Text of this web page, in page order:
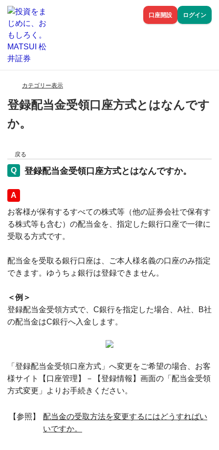
口座開設 ログイン
カテゴリー表示
登録配当金受領口座方式とはなんです
か。
戻る
登録配当金受領口座方式とはなんですか。
回答
お客様が保有するすべての株式等（他の証券会社で保有す
る株式等も含む）の配当金を、指定した銀行口座で一律に
受取る方式です。
配当金を受取る銀行口座は、ご本人様名義の口座のみ指定
できます。ゆうちょ銀行は登録できません。
＜例＞
登録配当金受領方式で、C銀行を指定した場合、A社、B社
の配当金はC銀行へ入金します。
「登録配当金受領口座方式」へ変更をご希望の場合、お客
様サイト【口座管理】－【登録情報】画面の「配当金受領
方式変更」よりお手続きください。
【参照】
配当金の受取方法を変更するにはどうすればい
いですか。